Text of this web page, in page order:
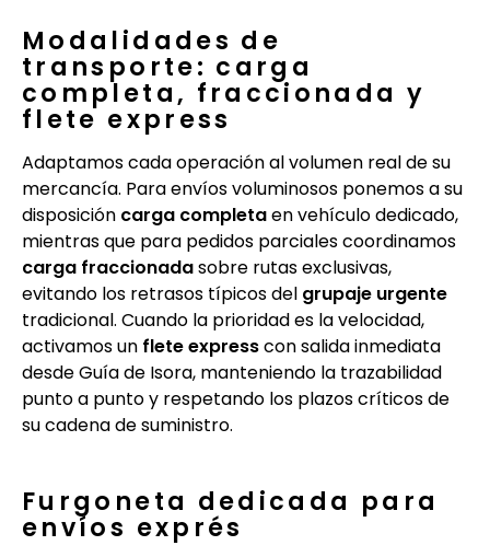
Modalidades de
transporte: carga
completa, fraccionada y
flete express
Adaptamos cada operación al volumen real de su
mercancía. Para envíos voluminosos ponemos a su
disposición carga completaen vehículo dedicado,
mientras que para pedidos parciales coordinamos
carga fraccionadasobre rutas exclusivas,
evitando los retrasos típicos del grupaje urgente
tradicional. Cuando la prioridad es la velocidad,
activamos un flete expresscon salida inmediata
desde Guía de Isora, manteniendo la trazabilidad
punto a punto y respetando los plazos críticos de
su cadena de suministro.
Furgoneta dedicada para
envíos exprés